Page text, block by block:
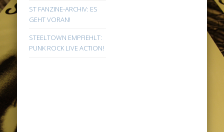
ST FANZINE-ARCHIV: ES
GEHT VORAN!
STEELTOWN EMPFIEHLT:
PUNK ROCK LIVE ACTION!